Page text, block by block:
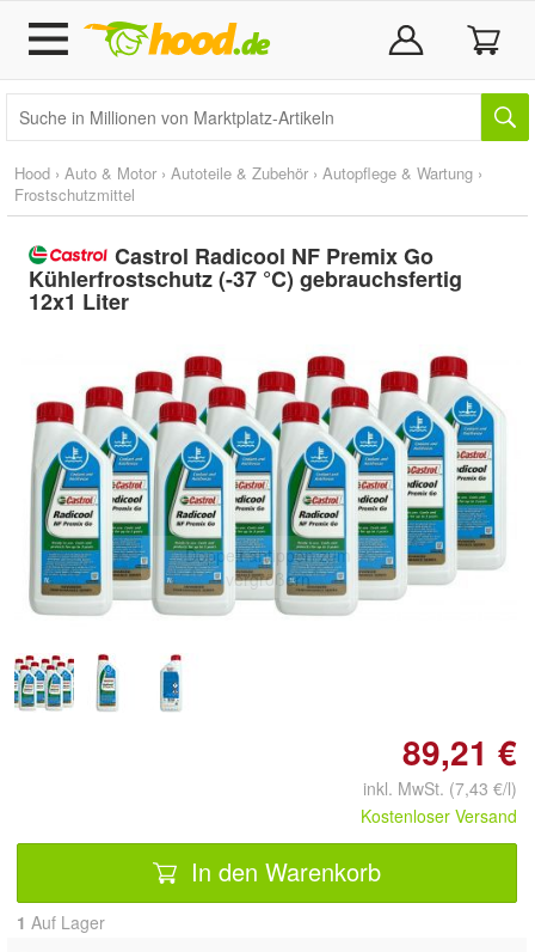
Hood › Auto & Motor › Autoteile & Zubehör › Autopflege & Wartung ›
Frostschutzmittel
Castrol Radicool NF Premix Go
Kühlerfrostschutz (-37 °C) gebrauchsfertig
12x1 Liter
Doppelt antippen zum
vergrößern
89,21 €
inkl. MwSt. (7,43 €/l)
Kostenloser Versand
In den Warenkorb
1 Auf Lager